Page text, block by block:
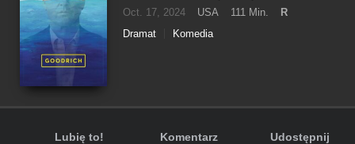
Oct. 17, 2024 USA 111 Min.
R
Dramat
Komedia
Lubię to! Komentarz Udostępnij